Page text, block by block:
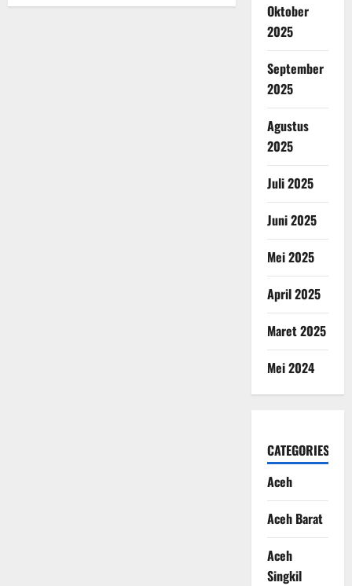
Oktober
2025
September
2025
Agustus
2025
Juli 2025
Juni 2025
Mei 2025
April 2025
Maret 2025
Mei 2024
CATEGORIES
Aceh
Aceh Barat
Aceh
Singkil